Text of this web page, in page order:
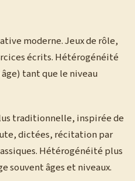
moderne. Jeux de rôle,
écrits. Hétérogénéité
tant que le niveau
traditionnelle, inspirée de
dictées, récitation par
Hétérogénéité plus
souvent âges et niveaux.